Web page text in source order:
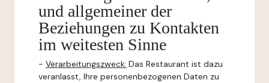
und allgemeiner der
Beziehungen zu Kontakten
im weitesten Sinne
- Verarbeitungszweck: Das Restaurant ist dazu
veranlasst, Ihre personenbezogenen Daten zu